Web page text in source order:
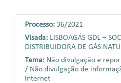
Processo: 36/2021
Visada: LISBOAGÁS GDL –
DISTRIBUIDORA DE GÁS
Tema: Não divulgação e
/ Não divulgação de
internet